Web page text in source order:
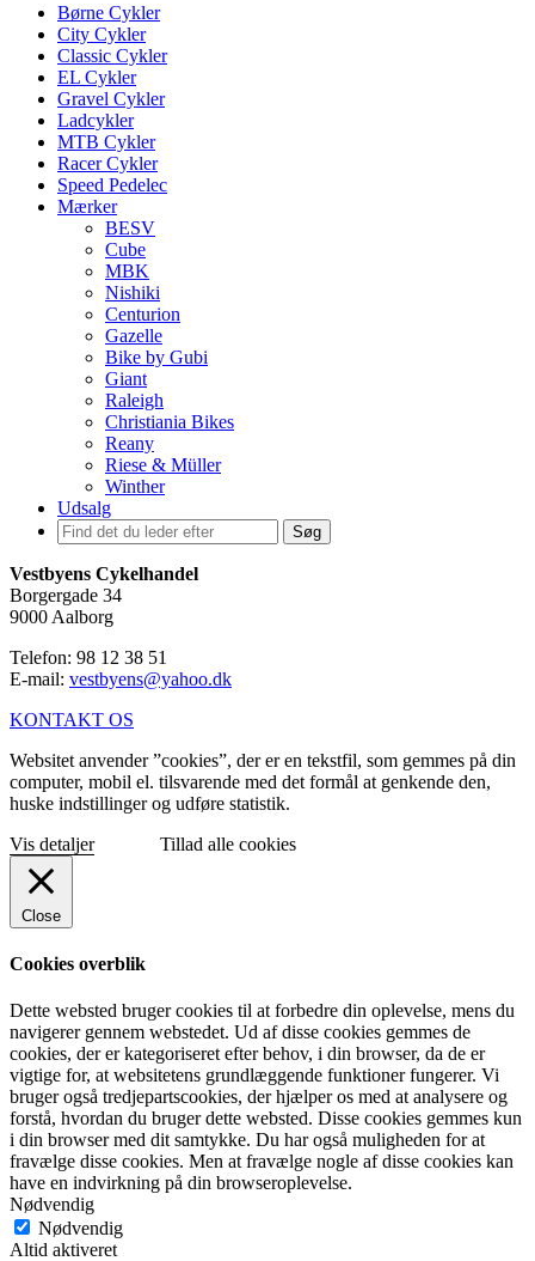
Børne Cykler
City Cykler
Classic Cykler
EL Cykler
Gravel Cykler
Ladcykler
MTB Cykler
Racer Cykler
Speed Pedelec
Mærker
BESV
Cube
MBK
Nishiki
Centurion
Gazelle
Bike by Gubi
Giant
Raleigh
Christiania Bikes
Reany
Riese & Müller
Winther
Udsalg
Søg
Vestbyens Cykelhandel
Borgergade 34
9000 Aalborg
Telefon: 98 12 38 51
E-mail: vestbyens@yahoo.dk
KONTAKT OS
Websitet anvender ”cookies”, der er en tekstfil, som gemmes på din
computer, mobil el. tilsvarende med det formål at genkende den,
huske indstillinger og udføre statistik.
Vis detaljer
Tillad alle cookies
Close
Cookies overblik
Dette websted bruger cookies til at forbedre din oplevelse, mens du
navigerer gennem webstedet. Ud af disse cookies gemmes de
cookies, der er kategoriseret efter behov, i din browser, da de er
vigtige for, at websitetens grundlæggende funktioner fungerer. Vi
bruger også tredjepartscookies, der hjælper os med at analysere og
forstå, hvordan du bruger dette websted. Disse cookies gemmes kun
i din browser med dit samtykke. Du har også muligheden for at
fravælge disse cookies. Men at fravælge nogle af disse cookies kan
have en indvirkning på din browseroplevelse.
Nødvendig
Nødvendig
Altid aktiveret